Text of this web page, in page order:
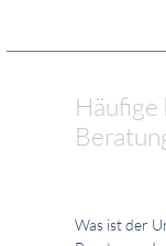
Häufige
Was ist der